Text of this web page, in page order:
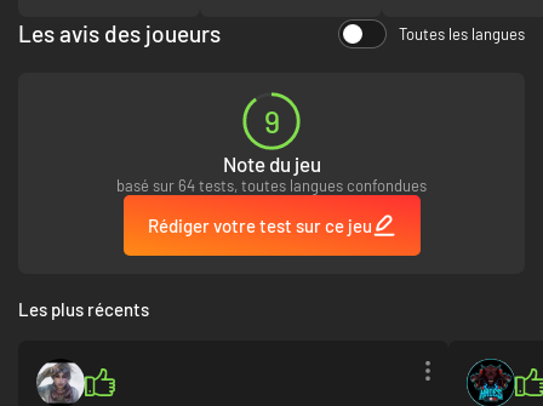
résidence...
Les avis des joueurs Toutes les langues
9
Note du jeu
basé sur 64 tests, toutes langues confondues
Rédiger votre test sur ce jeu
Les plus récents